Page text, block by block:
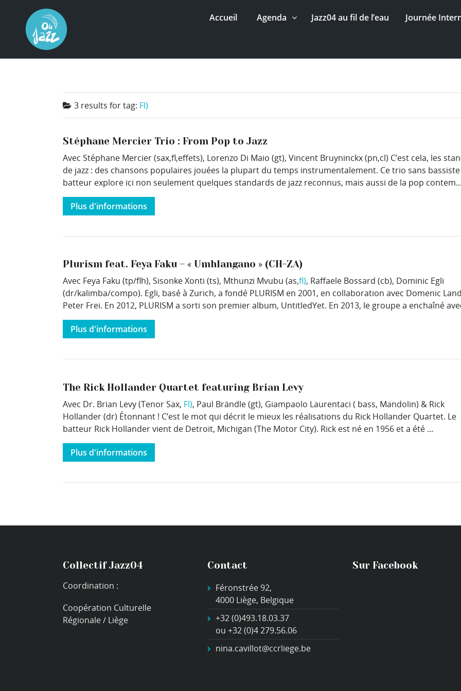
Accueil Agenda Jazz04 au fil de l’eau Journée
3 results fortag: Fl)
Stéphane Mercier Trio : From Pop to Jazz
Avec Stéphane Mercier (sax,fl,effets), Lorenzo Di Maio (gt), Vincent Bruyninckx (pn,cl) C’est cela, les
de jazz : des chansons populaires jouées la plupart du temps instrumentalement. Ce trio sans
batteur explore ici non seulement quelques standards de jazz reconnus, mais aussi de la pop contem...
Plus d'informations
Plurism feat. Feya Faku – « Umhlangano » (CH-ZA)
Avec Feya Faku (tp/flh), Sisonke Xonti (ts), Mthunzi Mvubu (as,fl), Raffaele Bossard (cb), Dominic Egli
(dr/kalimba/compo). Egli, basé à Zurich, a fondé PLURISM en 2001, en collaboration avec Domenic
Peter Frei. En 2012, PLURISM a sorti son premier album, UntitledYet. En 2013, le groupe a enchaîné
Plus d'informations
The Rick Hollander Quartet featuring Brian Levy
Avec Dr. Brian Levy (Tenor Sax, Fl), Paul Brändle (gt), Giampaolo Laurentaci ( bass, Mandolin) & Rick
Hollander (dr) Étonnant ! C’est le mot qui décrit le mieux les réalisations du Rick Hollander Quartet. Le
batteur Rick Hollander vient de Detroit, Michigan (The Motor City). Rick est né en 1956 et a été ...
Plus d'informations
Collectif Jazz04
Coordination :
Coopération Culturelle
Régionale / Liège
Contact
Féronstrée 92,
4000 Liège, Belgique
+32 (0)493.18.03.37
ou +32 (0)4 279.56.06
nina.cavillot@ccrliege.be
Sur Facebook